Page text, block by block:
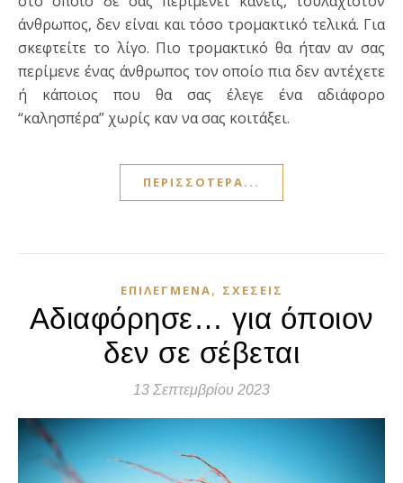
άνθρωπος, δεν είναι και τόσο τρομακτικό τελικά. Για
σκεφτείτε το λίγο. Πιο τρομακτικό θα ήταν αν σας
περίμενε ένας άνθρωπος τον οποίο πια δεν αντέχετε
ή κάποιος που θα σας έλεγε ένα αδιάφορο
“καλησπέρα” χωρίς καν να σας κοιτάξει.
ΠΕΡΙΣΣΌΤΕΡΑ...
ΕΠΙΛΕΓΜΈΝΑ, ΣΧΈΣΕΙΣ
Αδιαφόρησε… για όποιον
δεν σε σέβεται
13 Σεπτεμβρίου 2023